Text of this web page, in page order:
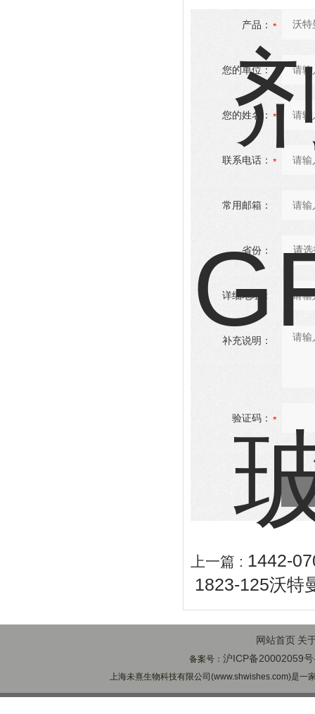
产品：
您的单位：
您的姓名：
联系电话：
常用邮箱：
省份：
详细地址：
补充说明：
验证码：
上一篇 : 1442-
1823-125沃特
网站首页 关
备案号：沪ICP备20002059
上海未熹生物科技有限公司(www.shwishes.com)是一